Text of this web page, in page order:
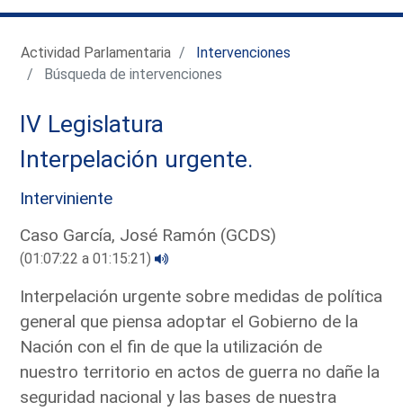
Actividad Parlamentaria
Intervenciones
Búsqueda de intervenciones
IV Legislatura
Interpelación urgente.
Interviniente
Caso García, José Ramón (GCDS)
(01:07:22 a 01:15:21)
Interpelación urgente sobre medidas de política
general que piensa adoptar el Gobierno de la
Nación con el fin de que la utilización de
nuestro territorio en actos de guerra no dañe la
seguridad nacional y las bases de nuestra